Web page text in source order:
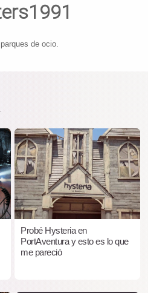
de ocio.
Probé Hysteria en
PortAventura y esto es lo que
me pareció